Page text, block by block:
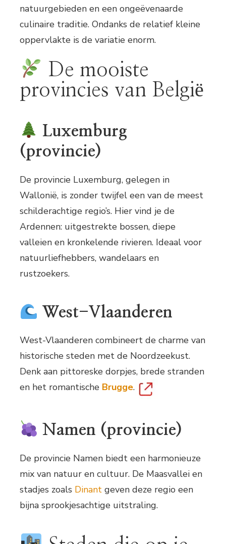
natuurgebieden en een ongeëvenaarde
culinaire traditie. Ondanks de relatief kleine
oppervlakte is de variatie enorm.
De mooiste
provincies van België
Luxemburg
(provincie)
De provincie Luxemburg, gelegen in
Wallonië, is zonder twijfel een van de meest
schilderachtige regio’s. Hier vind je de
Ardennen: uitgestrekte bossen, diepe
valleien en kronkelende rivieren. Ideaal voor
natuurliefhebbers, wandelaars en
rustzoekers.
West-Vlaanderen
West-Vlaanderen combineert de charme van
historische steden met de Noordzeekust.
Denk aan pittoreske dorpjes, brede stranden
en het romantische Brugge.
Namen (provincie)
De provincie Namen biedt een harmonieuze
mix van natuur en cultuur. De Maasvallei en
stadjes zoals Dinant geven deze regio een
bijna sprookjesachtige uitstraling.